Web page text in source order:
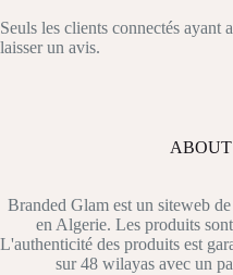
Seuls les clients connectés ayant
laisser un avis.
ABOUT
Branded Glam est un siteweb
en Algerie. Les produits
L'authenticité des produits est
sur 48 wilayas avec un